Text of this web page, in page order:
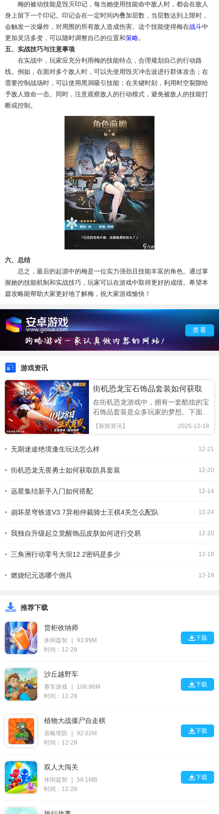
梅的被动技能是毁灭印记，每当她使用技能命中敌人时，都会在敌人
身上留下一个印记。印记会在一定时间内叠加层数，当层数达到上限时，
会触发一次爆炸，对周围的所有敌人造成伤害。这个技能使得梅在战斗中
更加灵活多变，可以随时调整自己的位置和策略。
五、实战技巧与注意事项
在实战中，玩家应充分利用梅的技能特点，合理规划自己的行动路
线。例如，在面对多个敌人时，可以先使用毁灭冲击波进行群体攻击；在
需要控制战场时，可以使用黑洞吸引技能；在关键时刻，利用时空裂隙给
予敌人致命一击。同时，注意观察敌人的行动模式，避免被敌人的技能打
断或控制。
六、总结
总之，最后的起源中的梅是一位实力强劲且技能丰富的角色。通过掌
握她的技能机制和实战技巧，玩家可以在游戏中取得更好的成绩。希望本
篇攻略能帮助大家更好地了解梅，祝大家游戏愉快！
查看
游戏资讯
街机恐龙宝石饰品套装如何获取
在街机恐龙游戏中，拥有一套酷炫的宝
石饰品套装是众多玩家的梦想。下面就
为大家详细介绍如何获得街机恐龙宝石
饰品套装。完成主线任务游戏中的主线
一。随着主线任务的推进，你将有机会
品套装的部件。认真完成
2025-12-18
【新闻资讯】
12-21
无期迷途绝境逢生玩法怎么样
12-20
街机恐龙无畏勇士如何获取防具套装
12-14
远星集结新手入门如何搭配
12-24
崩坏星穹铁道V3.7异相仲裁骑士王棋4关怎么配队
12-20
我独自升级起立觉醒饰品皮肤如何进行交易
12-19
三角洲行动零号大坝12.2密码是多少
12-19
燃烧纪元选哪个佣兵
推荐下载
货柜收纳师
休闲益智
93.99M
时间：12-28
下载
沙丘越野车
赛车游戏
108.96M
时间：12-28
下载
植物大战僵尸自走棋
策略塔防
92.02M
时间：12-28
下载
双人大闯关
休闲益智
58.1MB
时间：12-28
下载